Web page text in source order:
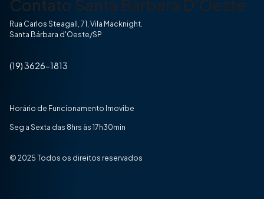
Contato Santa Bárbara D'Oeste
Rua Carlos Steagall, 71, Vila Macknight.
Santa Bárbara d'Oeste/SP
(19) 3626-1813
Horário de Funcionamento Imovibe
Seg a Sexta das 8hrs às 17h30min
© 2025 Todos os direitos reservados